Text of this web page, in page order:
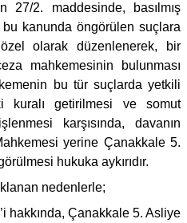
27/2. maddesinde, basılmış
kanunda öngörülen suçlara
olarak düzenlenerek, bir
mahkemesinin bulunması
bu tür suçlarda yetkili
kuralı getirilmesi ve somut
karşısında, davanın
yerine Çanakkale 5.
hukuka aykırıdır.
nedenlerle;
hakkında, Çanakkale 5. Asliye